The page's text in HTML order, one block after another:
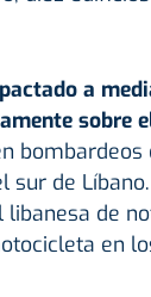
a
sobre
de
de
en